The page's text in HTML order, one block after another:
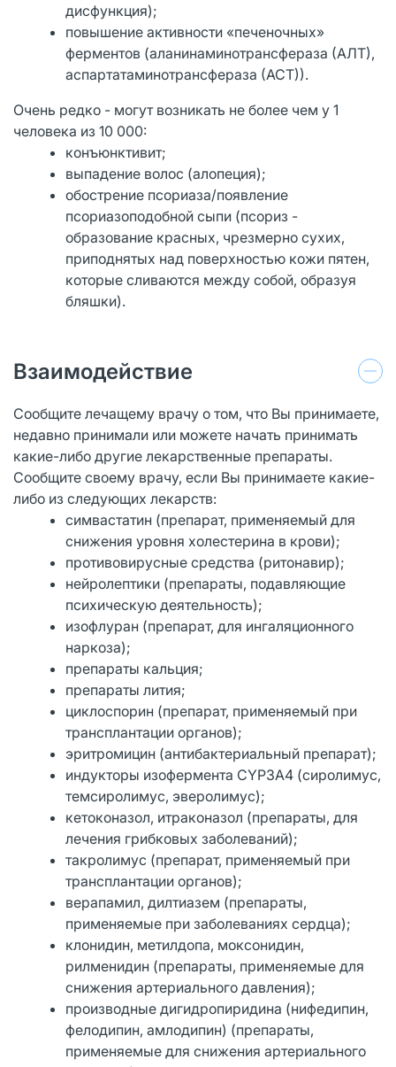
дисфункция);
повышение активности «печеночных»
ферментов (аланинаминотрансфераза (АЛТ),
аспартатаминотрансфераза (АСТ)).
Очень редко - могут возникать не более чем у 1
человека из 10 000:
конъюнктивит;
выпадение волос (алопеция);
обострение псориаза/появление
псориазоподобной сыпи (псориз -
образование красных, чрезмерно сухих,
приподнятых над поверхностью кожи пятен,
которые сливаются между собой, образуя
бляшки).
Взаимодействие
Сообщите лечащему врачу о том, что Вы принимаете,
недавно принимали или можете начать принимать
какие-либо другие лекарственные препараты.
Сообщите своему врачу, если Вы принимаете какие-
либо из следующих лекарств:
симвастатин (препарат, применяемый для
снижения уровня холестерина в крови);
противовирусные средства (ритонавир);
нейролептики (препараты, подавляющие
психическую деятельность);
изофлуран (препарат, для ингаляционного
наркоза);
препараты кальция;
препараты лития;
циклоспорин (препарат, применяемый при
трансплантации органов);
эритромицин (антибактериальный препарат);
индукторы изофермента СYР3А4 (сиролимус,
темсиролимус, эверолимус);
кетоконазол, итраконазол (препараты, для
лечения грибковых заболеваний);
такролимус (препарат, применяемый при
трансплантации органов);
верапамил, дилтиазем (препараты,
применяемые при заболеваниях сердца);
клонидин, метилдопа, моксонидин,
рилменидин (препараты, применяемые для
снижения артериального давления);
производные дигидропиридина (нифедипин,
фелодипин, амлодипин) (препараты,
применяемые для снижения артериального